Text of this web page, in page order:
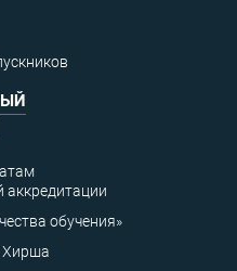
аккредитации
обучения»
Хирша